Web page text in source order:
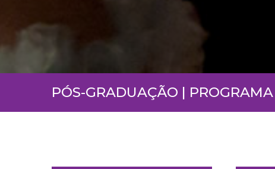
PÓS-GRADUAÇÃO |